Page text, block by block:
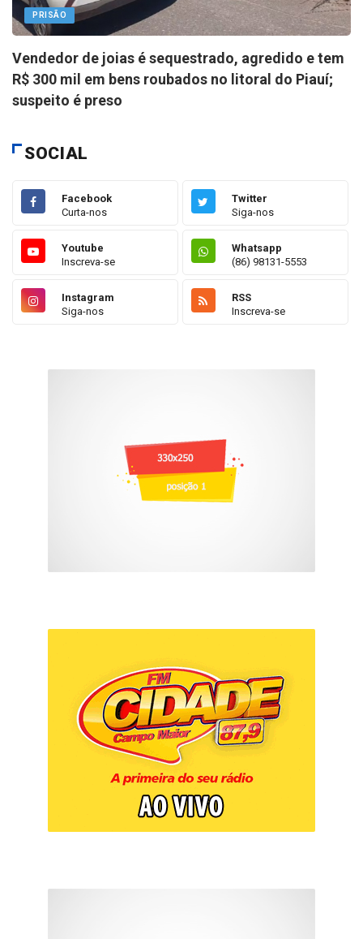
PRISÃO
Vendedor de joias é sequestrado, agredido e tem
R$ 300 mil em bens roubados no litoral do Piauí;
suspeito é preso
SOCIAL
Facebook
Curta-nos
Twitter
Siga-nos
Youtube
Inscreva-se
Whatsapp
(86) 98131-5553
Instagram
Siga-nos
RSS
Inscreva-se